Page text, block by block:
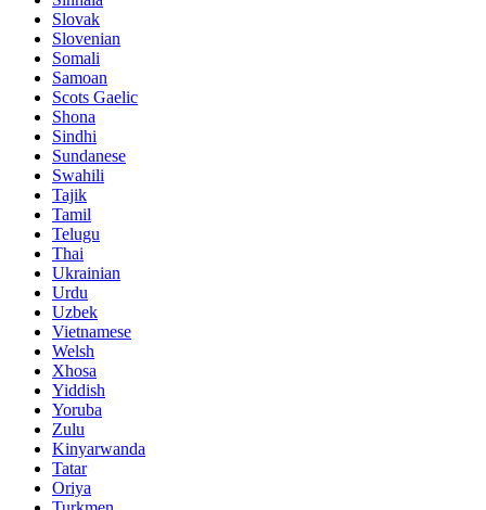
Slovak
Slovenian
Somali
Samoan
Scots Gaelic
Shona
Sindhi
Sundanese
Swahili
Tajik
Tamil
Telugu
Thai
Ukrainian
Urdu
Uzbek
Vietnamese
Welsh
Xhosa
Yiddish
Yoruba
Zulu
Kinyarwanda
Tatar
Oriya